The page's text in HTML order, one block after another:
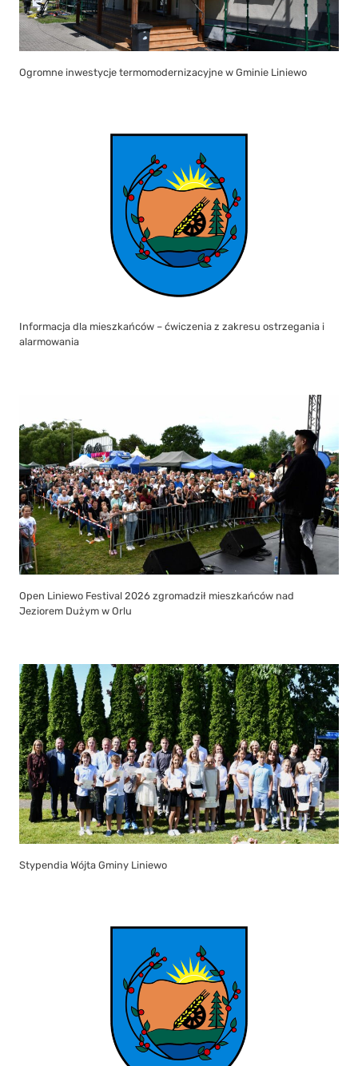
Ogromne inwestycje termomodernizacyjne w Gminie Liniewo
Informacja dla mieszkańców – ćwiczenia z zakresu ostrzegania i
alarmowania
Open Liniewo Festival 2026 zgromadził mieszkańców nad
Jeziorem Dużym w Orlu
Stypendia Wójta Gminy Liniewo